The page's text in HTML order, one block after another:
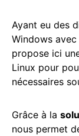
Ayant eu des
Windows
propose ici
Linux pour
nécessaires
Grâce à la
nous permet